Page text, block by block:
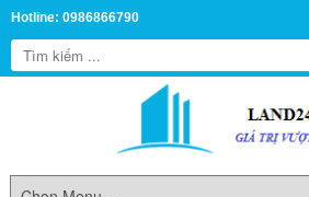
Hotline: 0986866790